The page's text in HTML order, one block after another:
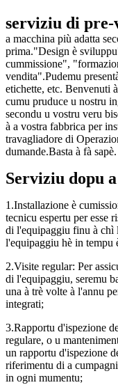
serviziu di pre-
a macchina più adatta
prima."Design è
cummissione",
vendita".Pudemu
etichette, etc. Benvenuti
cumu pruduce u nostru
secondu u vostru veru
à a vostra fabbrica per
travagliadore di
dumande.Basta à fà sapè.
Serviziu dopu
1.Installazione è
tecnicu espertu per esse
di l'equipaggiu finu à chì
l'equipaggiu hè in tempu
2.Visite regular: Per
di l'equipaggiu, seremu
una à trè volte à l'annu
integrati;
3.Rapportu d'ispezione
regulare, o u
un rapportu d'ispezione
riferimentu di a
in ogni mumentu;